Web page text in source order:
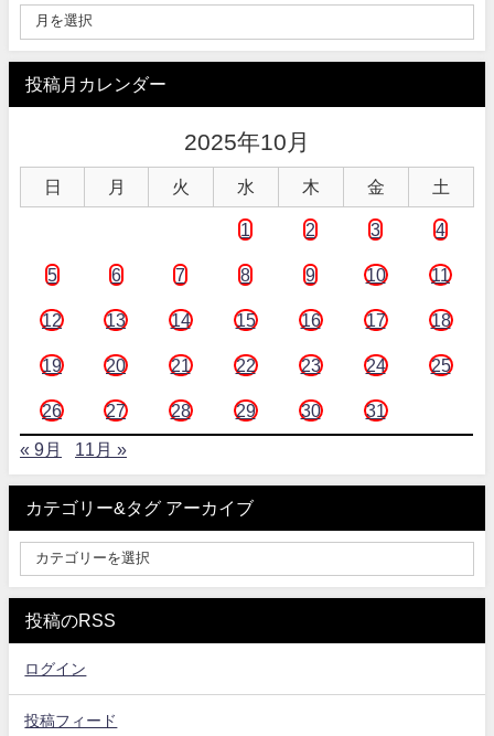
投稿月カレンダー
2025年10月
日 月 火 水 木 金 土
1 2 3 4
5 6 7 8 9 10 11
12 13 14 15 16 17 18
19 20 21 22 23 24 25
26 27 28 29 30 31
« 9月 11月 »
カテゴリー&タグ アーカイブ
投稿のRSS
ログイン
投稿フィード